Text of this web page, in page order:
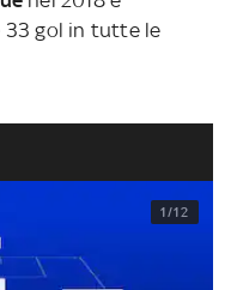
33 gol in tutte le
1/12